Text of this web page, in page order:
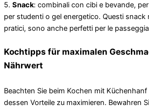
5. Snack: combinali con cibi e bevande,
per studenti o gel energetico. Questi
pratici, sono anche perfetti per le
Kochtipps für maximalen
Nährwert
Beachten Sie beim Kochen mit
dessen Vorteile zu maximieren. Bewahren